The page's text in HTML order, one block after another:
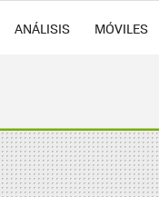
ANÁLISIS MÓVILES